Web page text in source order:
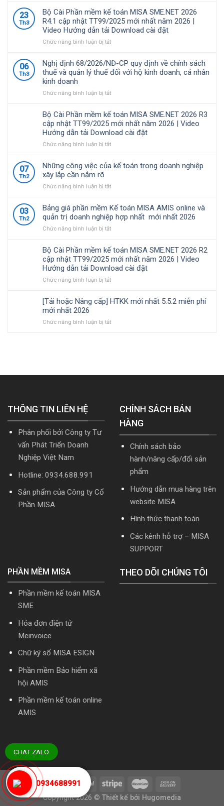
mềm
MISA
là
giải
pháp
tài
chính
kế
được
nhiều
doanh
nghiệp
Việt
chọ
23
Th3
Bộ Cài Phần mềm kế toán MISA SME.NET 2026
R4.1 cập nhật TT99/2025 mới nhất năm 2026 |
Video Hướng dẫn tải Download cài đặt
Chức năng bình luận bị tắtở
Phần
mềm
toán
SME.NET
2026
R4.1
cập
nhật
mới
nhất
2026
Video
Hướng
dẫn
tải
cài
06
Th3
Nghị định 68/2026/NĐ-CP quy định về chính sách
thuế và quản lý thuế đối với hộ kinh doanh, cá nhân
kinh doanh
Chức năng bình luận bị tắtở
định
68/2026/NĐ-
CP
quy
định
chính
sách
và
lý
thuế
đối
với
kinh
doanh,
cá
nhân
kinh
Bộ Cài Phần mềm kế toán MISA SME.NET 2026 R3
cập nhật TT99/2025 mới nhất năm 2026 | Video
Hướng dẫn tải Download cài đặt
Chức năng bình luận bị tắtở
Phần
kế
MISA
SME.NET
2026
R3
nhật
TT99/2025
mới
nhất
năm
|
dẫn
07
Th2
Những công việc của kế toán trong doanh nghiệp
xây lắp cần nắm rõ
Chức năng bình luận bị tắtở
công
việc
của
kế
trong
doanh
nghiệp
xây
lắp
nắm
rõ
03
Th2
Bảng giá phần mềm Kế toán MISA AMIS online và
quản trị doanh nghiệp hợp nhất mới nhất 2026
Chức năng bình luận bị tắtở
giá
phần
mềm
Kế
toán
online
quản
Bộ Cài Phần mềm kế toán MISA SME.NET 2026 R2
cập nhật TT99/2025 mới nhất năm 2026 | Video
Hướng dẫn tải Download cài đặt
Chức năng bình luận bị tắtở
Phần
kế
nhất
2026
Download
[Tải hoặc Nâng cấp] HTKK mới nhất 5.5.2 miễn phí
mới nhất 2026
Chức năng bình luận bị tắtở
nhất
THÔNG TIN LIÊN HỆ
Phân phối bởi Công ty Tư
vấn Phát Triển Doanh
Nghiệp Việt Nam
Hotline: 0934.688.991
Sản phẩm của Công ty Cổ
Phần MISA
CHÍNH SÁCH BÁN
HÀNG
Chính sách bảo
hành/nâng cấp/đổi sản
phẩm
Hướng dẫn mua hàng trên
website MISA
Hình thức thanh toán
Các kênh hỗ trợ – MISA
SUPPORT
PHẦN MỀM MISA
Phần mềm kế toán MISA
SME
Hóa đơn điện tử
Meinvoice
Chữ ký số MISA ESIGN
Phần mềm Bảo hiểm xã
hội AMIS
Phần mềm kế toán online
AMIS
THEO DÕI CHÚNG TÔI
Copyright 2026 © Thiết kế bởi Hugomedia
CHAT ZALO
0934688991